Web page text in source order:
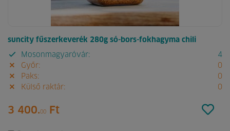
suncity fűszerkeverék 280g só-bors-fokhagyma chili
Mosonmagyaróvár:
4
Győr:
0
Paks:
0
Külső raktár:
0
3 400.00 Ft